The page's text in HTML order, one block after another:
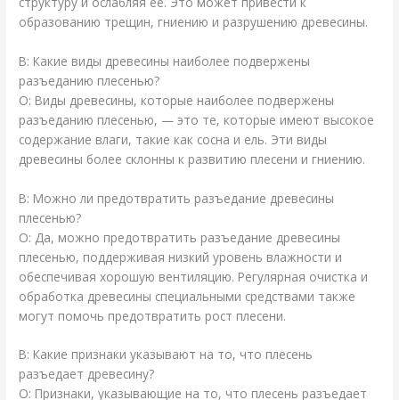
образованию трещин, гниению и разрушению древесины.
В: Какие виды древесины наиболее подвержены
разъеданию плесенью?
О: Виды древесины, которые наиболее подвержены
разъеданию плесенью, — это те, которые имеют высокое
содержание влаги, такие как сосна и ель. Эти виды
древесины более склонны к развитию плесени и гниению.
В: Можно ли предотвратить разъедание древесины
плесенью?
О: Да, можно предотвратить разъедание древесины
плесенью, поддерживая низкий уровень влажности и
обеспечивая хорошую вентиляцию. Регулярная очистка и
обработка древесины специальными средствами также
могут помочь предотвратить рост плесени.
В: Какие признаки указывают на то, что плесень
разъедает древесину?
О: Признаки, указывающие на то, что плесень разъедает